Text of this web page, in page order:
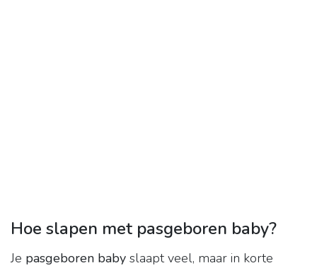
Hoe slapen met pasgeboren baby?
Je pasgeboren baby slaapt veel, maar in korte